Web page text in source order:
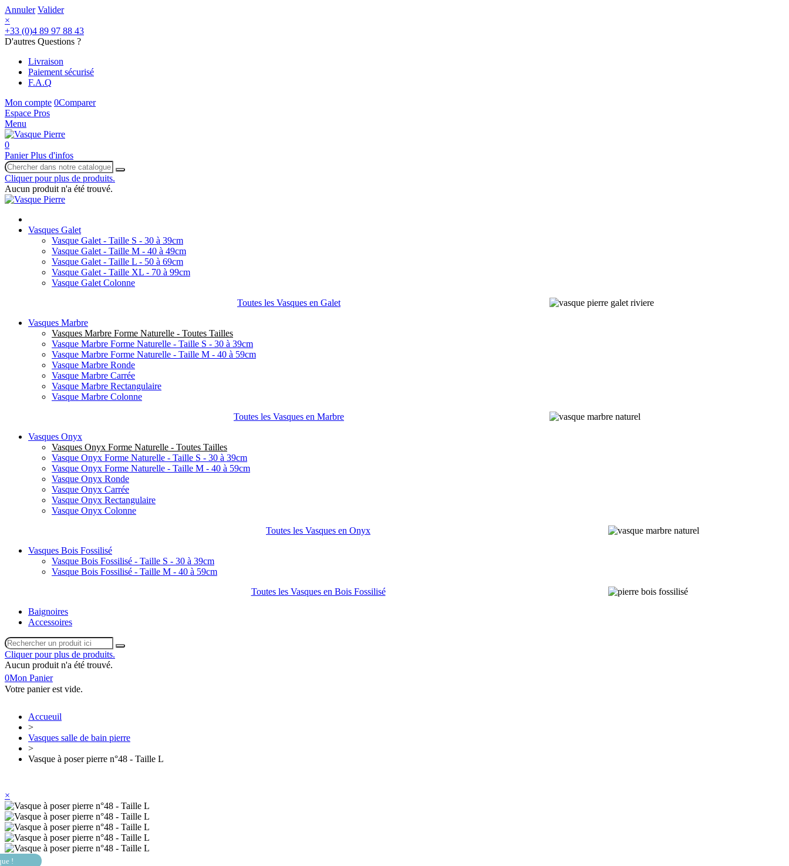
Annuler Valider
×
+33 (0)4 89 97 88 43
D'autres Questions ?
Livraison
Paiement sécurisé
F.A.Q
Mon compte 0Comparer
Espace Pros
Menu
0
Panier Plus d'infos
Cliquer pour plus de produits.
Aucun produit n'a été trouvé.
Vasques Galet
Vasque Galet - Taille S - 30 à 39cm
Vasque Galet - Taille M - 40 à 49cm
Vasque Galet - Taille L - 50 à 69cm
Vasque Galet - Taille XL - 70 à 99cm
Vasque Galet Colonne
Toutes les Vasques en Galet
Vasques Marbre
Vasques Marbre Forme Naturelle - Toutes Tailles
Vasque Marbre Forme Naturelle - Taille S - 30 à 39cm
Vasque Marbre Forme Naturelle - Taille M - 40 à 59cm
Vasque Marbre Ronde
Vasque Marbre Carrée
Vasque Marbre Rectangulaire
Vasque Marbre Colonne
Toutes les Vasques en Marbre
Vasques Onyx
Vasques Onyx Forme Naturelle - Toutes Tailles
Vasque Onyx Forme Naturelle - Taille S - 30 à 39cm
Vasque Onyx Forme Naturelle - Taille M - 40 à 59cm
Vasque Onyx Ronde
Vasque Onyx Carrée
Vasque Onyx Rectangulaire
Vasque Onyx Colonne
Toutes les Vasques en Onyx
Vasques Bois Fossilisé
Vasque Bois Fossilisé - Taille S - 30 à 39cm
Vasque Bois Fossilisé - Taille M - 40 à 59cm
Toutes les Vasques en Bois Fossilisé
Baignoires
Accessoires
Cliquer pour plus de produits.
Aucun produit n'a été trouvé.
0Mon Panier
Votre panier est vide.
Accueuil
>
Vasques salle de bain pierre
>
Vasque à poser pierre n°48 - Taille L
×
!